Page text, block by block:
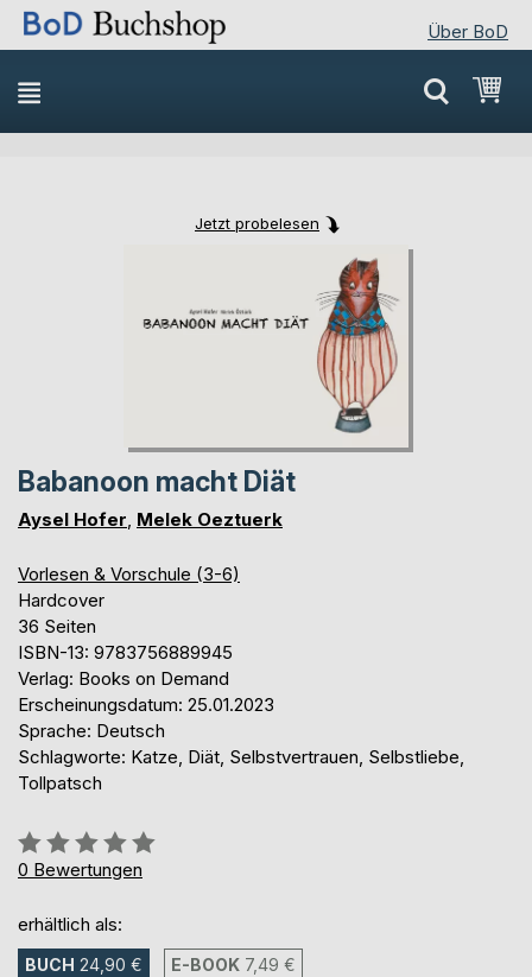
Über BoD
Direkt
zum
Inhalt
Jetzt probelesen
end
beginning
Babanoon macht Diät
Aysel Hofer, Melek Oeztuerk
Vorlesen & Vorschule (3-6)
Hardcover
36 Seiten
ISBN-13: 9783756889945
Verlag: Books on Demand
Erscheinungsdatum: 25.01.2023
Sprache: Deutsch
Schlagworte: Katze, Diät, Selbstvertrauen, Selbstliebe,
Tollpatsch
Bewertung::
0%
0 Bewertungen
erhältlich als:
BUCH 24,90 € E-BOOK 7,49 €